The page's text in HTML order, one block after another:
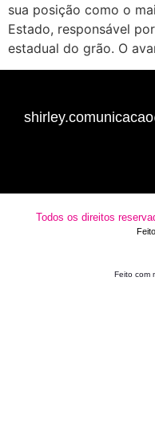
sua posição como o
Estado, responsável
estadual do grão. O
Todos os direitos
Feito com